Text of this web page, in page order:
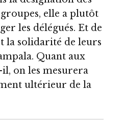
elle a plutôt
les délégués. Et de
la solidarité de leurs
Quant aux
on les mesurera
ultérieur de la